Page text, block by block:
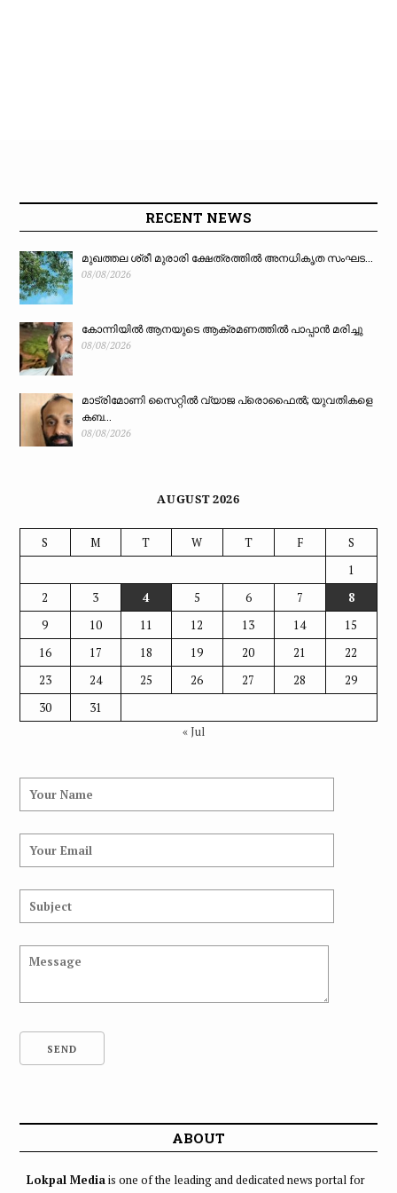
RECENT NEWS
മുഖത്തല ശ്രീ മുരാരി ക്ഷേത്രത്തിൽ അനധികൃത സംഘട...
08/08/2026
കോന്നിയിൽ ആനയുടെ ആക്രമണത്തിൽ പാപ്പാൻ മരിച്ചു
08/08/2026
മാട്രിമോണി സൈറ്റിൽ വ്യാജ പ്രൊഫൈൽ; യുവതികളെ
കബ...
08/08/2026
AUGUST 2026
S M T W T F
S
1
2
3 4 5 6 7
8
9
10 11 12 13 14
15
16
17 18 19 20 21
22
23
24 25 26 27 28
29
30
31
« Jul
ABOUT
Lokpal Media is one of the leading and dedicated news portal for